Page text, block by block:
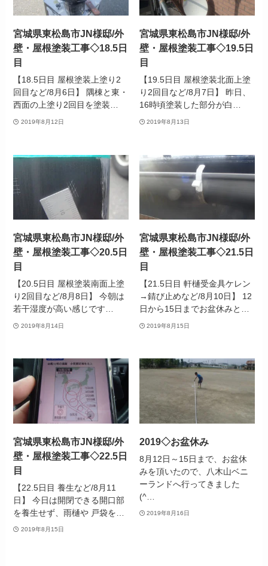
宮城県東松島市JN様邸/外
壁・屋根塗装工事◇18.5日
目
【18.5日目 屋根塗装上塗り2
回目など/8月6日】 隅棟と東・
西面の上塗り2回目を塗装…
2019年8月12日
宮城県東松島市JN様邸/外
壁・屋根塗装工事◇19.5日
目
【19.5日目 屋根塗装北面上塗
り2回目など/8月7日】 昨日、
16時頃塗装した部分が白…
2019年8月13日
宮城県東松島市JN様邸/外
壁・屋根塗装工事◇20.5日
目
【20.5日目 屋根塗装南面上塗
り2回目など/8月8日】 今朝は
若干湿度が高い感じです…
2019年8月14日
宮城県東松島市JN様邸/外
壁・屋根塗装工事◇21.5日
目
【21.5日目 軒樋受金具ケレン
→錆び止めなど/8月10日】 12
日から15日までお盆休みと…
2019年8月15日
宮城県東松島市JN様邸/外
壁・屋根塗装工事◇22.5日
目
【22.5日目 養生など/8月11
日】 今日は開閉できる開口部
を養生せず、雨樋や 戸袋を…
2019年8月15日
2019◇お盆休み
8月12日～15日まで、お盆休
みを頂いたので、八木山ベニ
ーランドへ行ってきました
(^…
2019年8月16日